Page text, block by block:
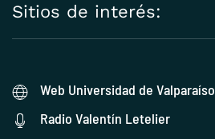
Sitios de interés:
Web Universidad de Valparaíso
Radio Valentín Letelier